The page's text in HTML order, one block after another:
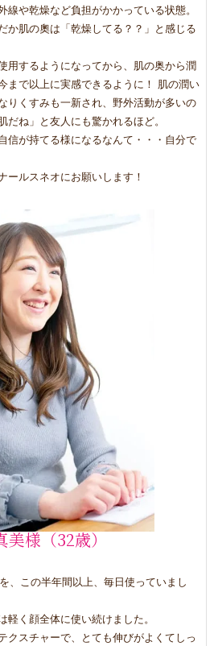
や乾燥など負担がかかっている状態。
か肌の奧は「乾燥してる？？」と感じる
用するようになってから、肌の奥から潤
まで以上に実感できるように！ 肌の潤い
りくすみも一新され、野外活動が多いの
ね」と友人にも驚かれるほど。
信が持てる様になるなんて・・・自分で
ールスネオにお願いします！
美様（32歳）
、この半年間以上、毎日使っていまし
く顔全体に使い続けました。
クスチャーで、とても伸びがよくてしっ